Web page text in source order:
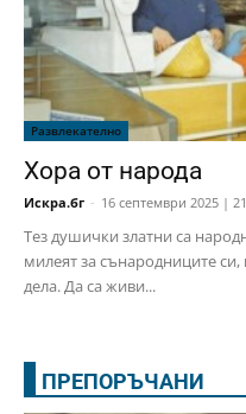
Развлекателно
Хора от народа
Искра.бг - 16 септември 2025 |
Тез душички златни са
милеят за сънародниците
дела. Да са живи...
ПРЕПОРЪЧАНИ